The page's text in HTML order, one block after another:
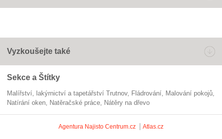
Vyzkoušejte také
Sekce a Štítky
Malířství, lakýrnictví a tapetářství Trutnov fládrování
malování pokojů
natírání oken
natěračské práce nátěry na dřevo
Agentura Najisto Centrum.cz Atlas.cz